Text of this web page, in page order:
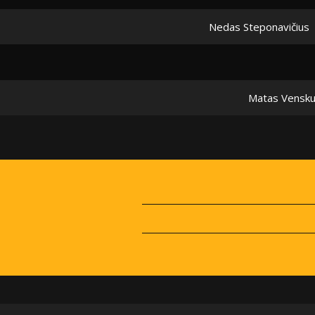
Nedas Steponavičius
Matas